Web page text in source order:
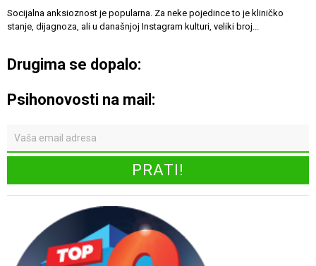
Socijalna anksioznost je popularna. Za neke pojedince to je kliničko
stanje, dijagnoza, ali u današnjoj Instagram kulturi, veliki broj...
Drugima se dopalo:
Psihonovosti na mail: